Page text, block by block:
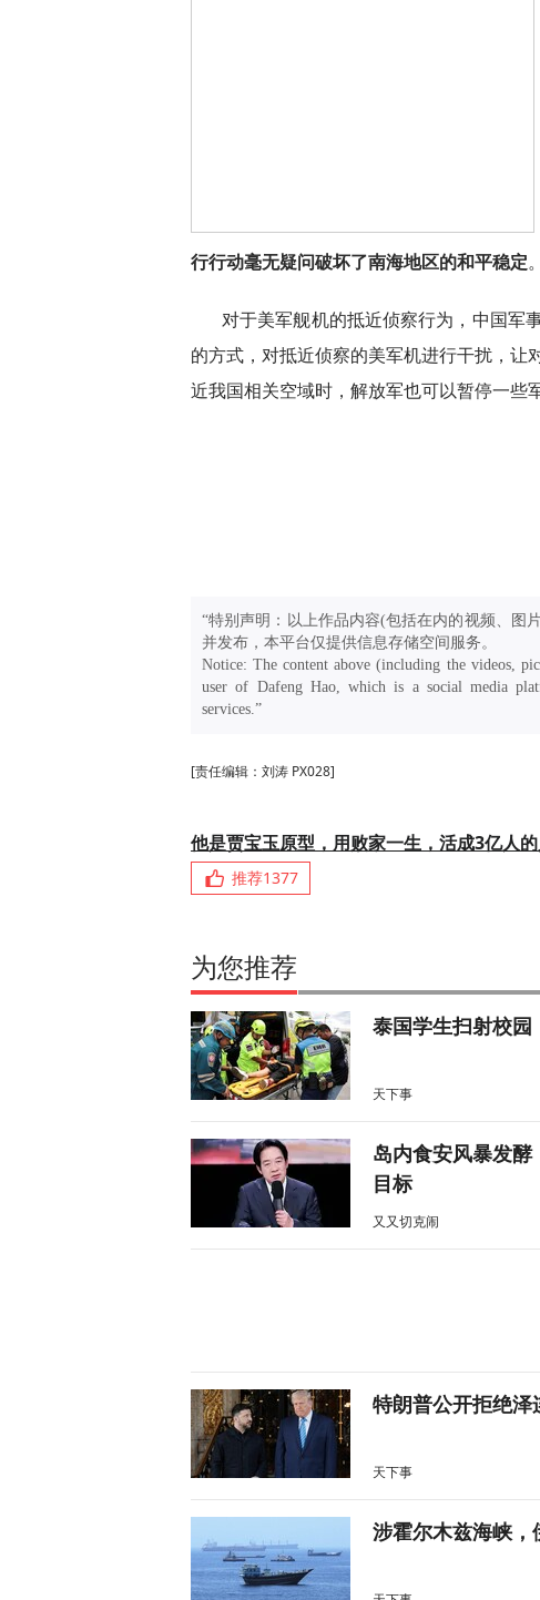
行行动毫无疑问破坏了南海地区的和平稳定。
对于美军舰机的抵近侦察行为，中国军
的方式，对抵近侦察的美军机进行干扰，
近我国相关空域时，解放军也可以暂停一些
“特别声明：以上作品内容(包括在内的视频、图
并发布，本平台仅提供信息存储空间服务。
Notice: The content above (including the videos,
user of Dafeng Hao, which is a social media
services.”
[责任编辑：刘涛 PX028]
他是贾宝玉原型，用败家一生，活成3亿人
推荐1377
为您推荐
泰国学生扫射校
天下事
岛内食安风暴发酵
目标
又又切克闹
特朗普公开拒绝泽
天下事
涉霍尔木兹海峡